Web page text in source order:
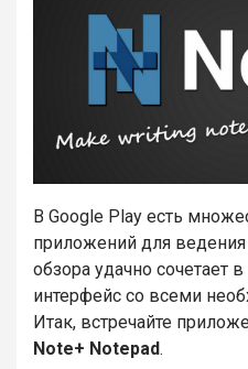
В Google Play есть
приложений для ведения
обзора удачно сочетает
интерфейс со всеми
Итак, встречайте
Note+ Notepad.